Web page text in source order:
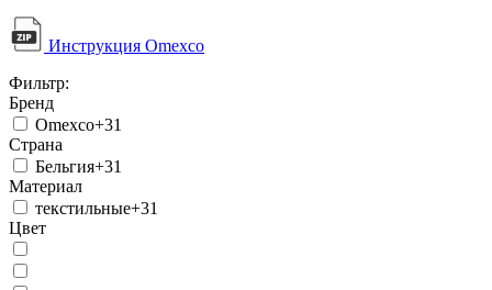
Инструкция Omexco
Фильтр:
Бренд
Omexco+31
Страна
Бельгия+31
Материал
текстильные+31
Цвет